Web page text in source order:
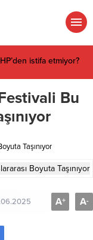
istifa etmiyor?
Bu
Taşınıyor
A+ A-